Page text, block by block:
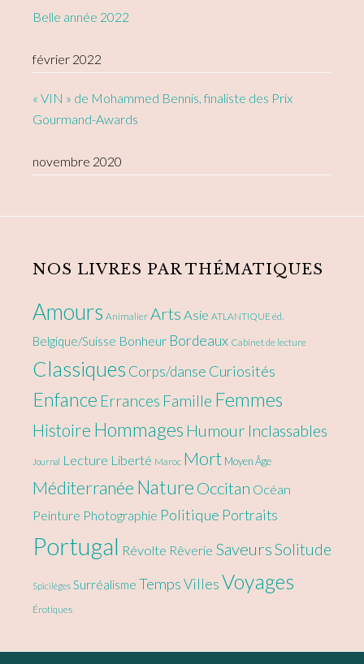
Belle année 2022
février 2022
« VIN » de Mohammed Bennis, finaliste des Prix
Gourmand-Awards
novembre 2020
NOS LIVRES PAR THÉMATIQUES
Amours Animalier Arts Asie ATLANTIQUE éd.
Belgique/Suisse Bonheur Bordeaux Cabinet de lecture
Classiques Corps/danse Curiosités
Enfance Errances Famille Femmes
Histoire Hommages Humour Inclassables
Journal Lecture Liberté Maroc Mort Moyen Âge
Méditerranée Nature Occitan Océan
Peinture Photographie Politique Portraits
Portugal Révolte Rêverie SaveursSolitude
Spicilèges Surréalisme TempsVillesVoyages
Érotiques